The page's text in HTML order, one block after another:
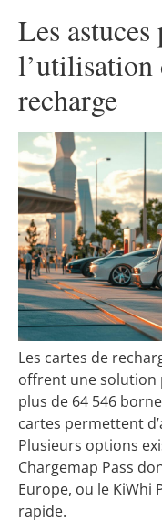
Les
l’utilisation
recharge
Les cartes de
offrent une solution
plus de 64 546
cartes permettent
Plusieurs options
Chargemap Pass
Europe, ou le KiWhi
rapide.